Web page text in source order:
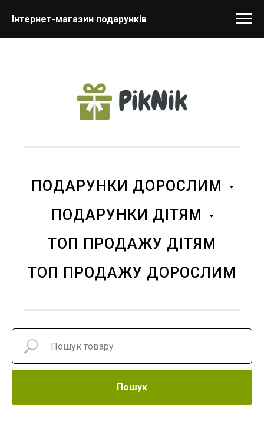
Інтернет-магазин подарунків
ПОДАРУНКИ ДОРОСЛИМ
ПОДАРУНКИ ДІТЯМ
ТОП ПРОДАЖУ ДІТЯМ
ТОП ПРОДАЖУ ДОРОСЛИМ
Пошук